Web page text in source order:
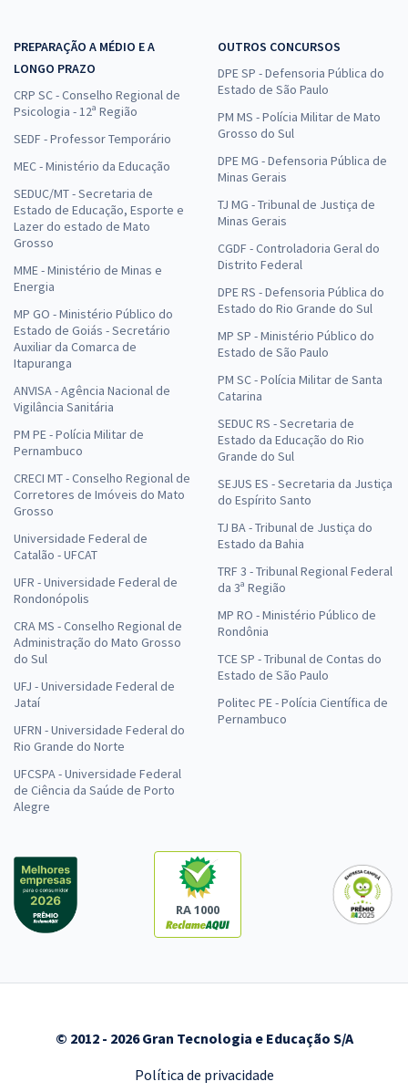
PREPARAÇÃO A MÉDIO E A
LONGO PRAZO
CRP SC - Conselho Regional de
Psicologia - 12ª Região
SEDF - Professor Temporário
MEC - Ministério da Educação
SEDUC/MT - Secretaria de
Estado de Educação, Esporte e
Lazer do estado de Mato
Grosso
MME - Ministério de Minas e
Energia
MP GO - Ministério Público do
Estado de Goiás - Secretário
Auxiliar da Comarca de
Itapuranga
ANVISA - Agência Nacional de
Vigilância Sanitária
PM PE - Polícia Militar de
Pernambuco
CRECI MT - Conselho Regional de
Corretores de Imóveis do Mato
Grosso
Universidade Federal de
Catalão - UFCAT
UFR - Universidade Federal de
Rondonópolis
CRA MS - Conselho Regional de
Administração do Mato Grosso
do Sul
UFJ - Universidade Federal de
Jataí
UFRN - Universidade Federal do
Rio Grande do Norte
UFCSPA - Universidade Federal
de Ciência da Saúde de Porto
Alegre
OUTROS CONCURSOS
DPE SP - Defensoria Pública do
Estado de São Paulo
PM MS - Polícia Militar de Mato
Grosso do Sul
DPE MG - Defensoria Pública de
Minas Gerais
TJ MG - Tribunal de Justiça de
Minas Gerais
CGDF - Controladoria Geral do
Distrito Federal
DPE RS - Defensoria Pública do
Estado do Rio Grande do Sul
MP SP - Ministério Público do
Estado de São Paulo
PM SC - Polícia Militar de Santa
Catarina
SEDUC RS - Secretaria de
Estado da Educação do Rio
Grande do Sul
SEJUS ES - Secretaria da Justiça
do Espírito Santo
TJ BA - Tribunal de Justiça do
Estado da Bahia
TRF 3 - Tribunal Regional Federal
da 3ª Região
MP RO - Ministério Público de
Rondônia
TCE SP - Tribunal de Contas do
Estado de São Paulo
Politec PE - Polícia Científica de
Pernambuco
RA 1000
© 2012 - 2026 Gran Tecnologia e Educação S/A
Política de privacidade